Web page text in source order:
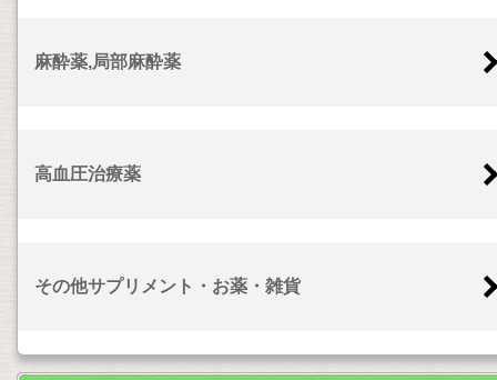
麻酔薬,局部麻酔薬
高血圧治療薬
その他サプリメント・お薬・雑貨